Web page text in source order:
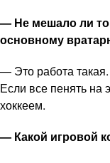
— Не мешало ли
основному
— Это работа
Если все пенять на
хоккеем.
— Какой игровой